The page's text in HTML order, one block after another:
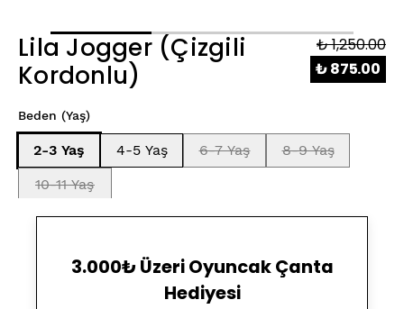
Lila Jogger (Çizgili
Kordonlu)
₺ 1,250.00
₺ 875.00
Beden (Yaş)
2-3 Yaş 4-5 Yaş 6-7 Yaş
8-9 Yaş
10-11 Yaş
3.000₺ Üzeri Oyuncak Çanta
Hediyesi